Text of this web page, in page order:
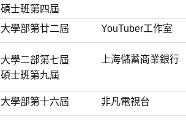
碩士班第四屆
大學部第廿二屆 YouTuber工作室
大學二部第七屆
碩士班第九屆
上海儲蓄商業銀行
大學部第十六屆 非凡電視台